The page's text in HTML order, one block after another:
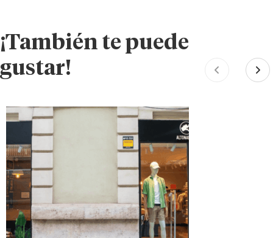
¡También te puede
gustar!